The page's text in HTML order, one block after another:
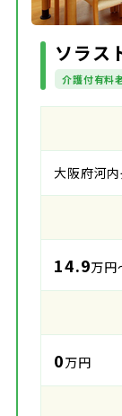
ソラス
介護付有料
大阪府河
14.9万円
0万円